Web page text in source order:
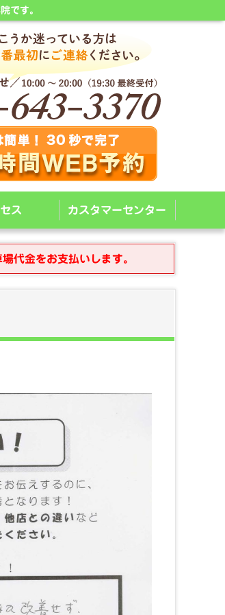
です。
ス カスタマーセンター
代金をお支払いします。